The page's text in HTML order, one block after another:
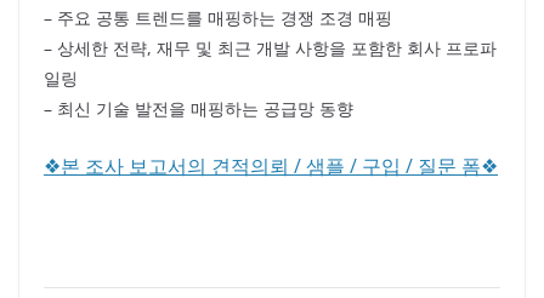
– 주요 공통 트렌드를 매핑하는 경쟁 조경 매핑
– 상세한 전략, 재무 및 최근 개발 사항을 포함한 회사 프로파
일링
– 최신 기술 발전을 매핑하는 공급망 동향
❖본 조사 보고서의 견적의뢰 / 샘플 / 구입 / 질문 폼❖